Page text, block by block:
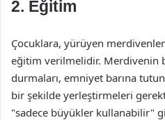
2. Eğitim
Çocuklara, yürüyen
eğitim verilmelidir. Merdivenin
durmaları, emniyet barına
bir şekilde yerleştirmeleri
"sadece büyükler kullanabilir"